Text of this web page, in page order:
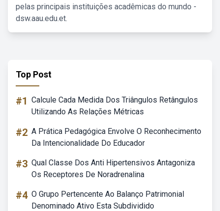
pelas principais instituições acadêmicas do mundo -
dsw.aau.edu.et.
Top Post
#1 Calcule Cada Medida Dos Triângulos Retângulos
Utilizando As Relações Métricas
#2 A Prática Pedagógica Envolve O Reconhecimento
Da Intencionalidade Do Educador
#3 Qual Classe Dos Anti Hipertensivos Antagoniza
Os Receptores De Noradrenalina
#4 O Grupo Pertencente Ao Balanço Patrimonial
Denominado Ativo Esta Subdividido